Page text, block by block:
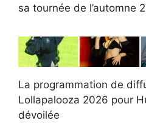
sa tournée de l’automne
La programmation de
Lollapalooza 2026 pour
dévoilée